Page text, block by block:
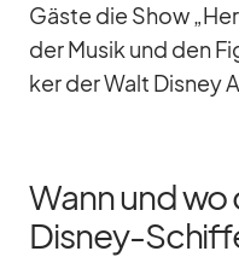
Gäste die Show
der Mu­sik und den
ker der Walt Dis­ney
Wann und wo
Disney-